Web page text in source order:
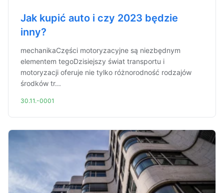
Jak kupić auto i czy 2023 będzie
inny?
mechanikaCzęści motoryzacyjne są niezbędnym
elementem tegoDzisiejszy świat transportu i
motoryzacji oferuje nie tylko różnorodność rodzajów
środków tr...
30.11.-0001